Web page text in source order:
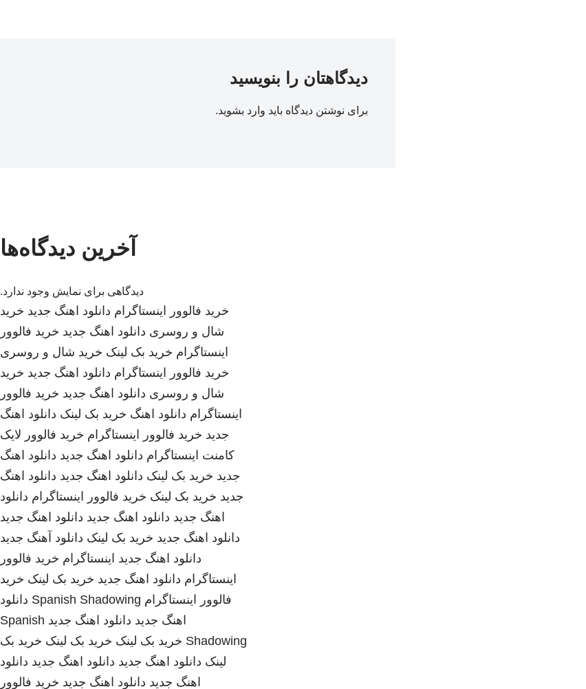
دیدگاهتان را بنویسید
برای نوشتن دیدگاه باید وارد بشوید.
آخرین دیدگاه‌ها
دیدگاهی برای نمایش وجود ندارد.
خرید فالوور اینستاگرام دانلود اهنگ جدید خرید
شال و روسری دانلود اهنگ جدید خرید فالوور
اینستاگرام خرید بک لینک خرید شال و روسری
خرید فالوور اینستاگرام دانلود اهنگ جدید خرید
شال و روسری دانلود اهنگ جدید خرید فالوور
اینستاگرام دانلود اهنگ خرید بک لینک دانلود اهنگ
جدید خرید فالوور اینستاگرام خرید فالوور لایک
کامنت اینستاگرام دانلود اهنگ جدید دانلود اهنگ
جدید خرید بک لینک دانلود اهنگ جدید دانلود اهنگ
جدید خرید بک لینک خرید فالوور اینستاگرام دانلود
اهنگ جدید دانلود اهنگ جدید دانلود اهنگ جدید
دانلود اهنگ جدید خرید بک لینک دانلود آهنگ جدید
دانلود اهنگ جدید اینستاگرام خرید فالوور
اینستاگرام دانلود اهنگ جدید خرید بک لینک خرید
فالوور اینستاگرام Spanish Shadowing دانلود
اهنگ جدید دانلود اهنگ جدید Spanish
Shadowing خرید بک لینک خرید بک لینک خرید بک
لینک دانلود اهنگ جدید دانلود اهنگ جدید دانلود
اهنگ جدید دانلود اهنگ جدید خرید فالوور